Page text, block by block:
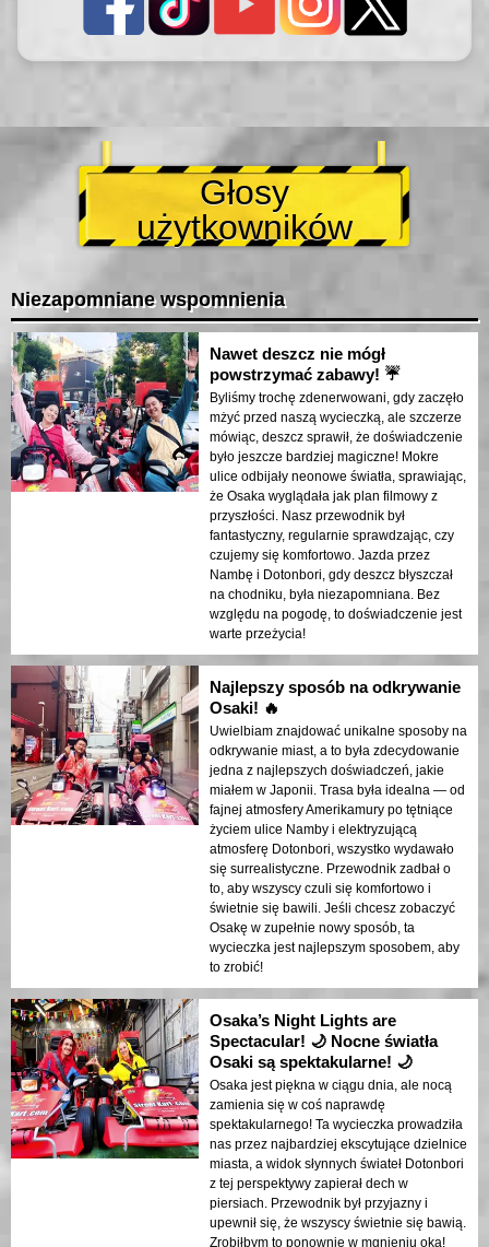
Głosy
użytkowników
Niezapomniane wspomnienia
Nawet deszcz nie mógł
powstrzymać zabawy! ☔
Byliśmy trochę zdenerwowani, gdy zaczęło
mżyć przed naszą wycieczką, ale szczerze
mówiąc, deszcz sprawił, że doświadczenie
było jeszcze bardziej magiczne! Mokre
ulice odbijały neonowe światła, sprawiając,
że Osaka wyglądała jak plan filmowy z
przyszłości. Nasz przewodnik był
fantastyczny, regularnie sprawdzając, czy
czujemy się komfortowo. Jazda przez
Nambę i Dotonbori, gdy deszcz błyszczał
na chodniku, była niezapomniana. Bez
względu na pogodę, to doświadczenie jest
warte przeżycia!
Najlepszy sposób na odkrywanie
Osaki! 🔥
Uwielbiam znajdować unikalne sposoby na
odkrywanie miast, a to była zdecydowanie
jedna z najlepszych doświadczeń, jakie
miałem w Japonii. Trasa była idealna — od
fajnej atmosfery Amerikamury po tętniące
życiem ulice Namby i elektryzującą
atmosferę Dotonbori, wszystko wydawało
się surrealistyczne. Przewodnik zadbał o
to, aby wszyscy czuli się komfortowo i
świetnie się bawili. Jeśli chcesz zobaczyć
Osakę w zupełnie nowy sposób, ta
wycieczka jest najlepszym sposobem, aby
to zrobić!
Osaka’s Night Lights are
Spectacular! 🌙 Nocne światła
Osaki są spektakularne! 🌙
Osaka jest piękna w ciągu dnia, ale nocą
zamienia się w coś naprawdę
spektakularnego! Ta wycieczka prowadziła
nas przez najbardziej ekscytujące dzielnice
miasta, a widok słynnych świateł Dotonbori
z tej perspektywy zapierał dech w
piersiach. Przewodnik był przyjazny i
upewnił się, że wszyscy świetnie się bawią.
Zrobiłbym to ponownie w mgnieniu oka!